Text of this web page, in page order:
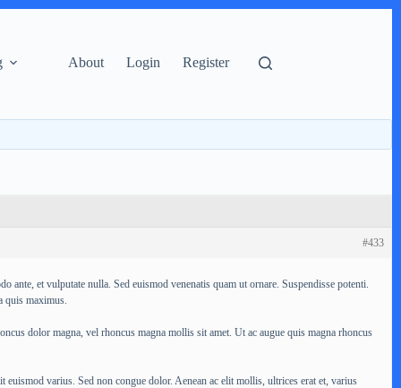
About Login Register
#433
ante, et vulputate nulla. Sed euismod venenatis quam ut ornare. Suspendisse potenti.
quis maximus.
dolor magna, vel rhoncus magna mollis sit amet. Ut ac augue quis magna rhoncus
varius. Sed non congue dolor. Aenean ac elit mollis, ultrices erat et, varius